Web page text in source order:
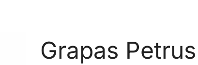
Grapas Petrus